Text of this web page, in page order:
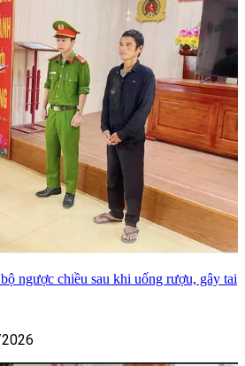
ngược chiều sau khi uống rượu, gây tai